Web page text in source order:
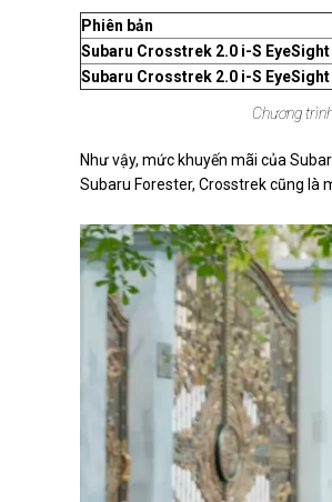
Phiên bản
Subaru Crosstrek 2.0 i-S EyeSight
Subaru Crosstrek 2.0 i-S
Chương
Như vậy, mức khuyến mãi của
Subaru Forester, Crosstrek cũng là